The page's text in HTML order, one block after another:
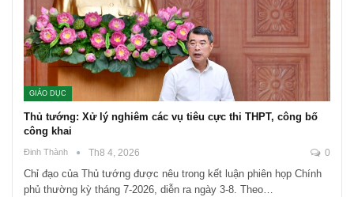
GIÁO DỤC
Thủ tướng: Xử lý nghiêm các vụ tiêu cực thi THPT, công bố
công khai
Đinh Thành Th8 4, 2026 0
Chỉ đạo của Thủ tướng được nêu trong kết luận phiên họp Chính
phủ thường kỳ tháng 7-2026, diễn ra ngày 3-8. Theo…